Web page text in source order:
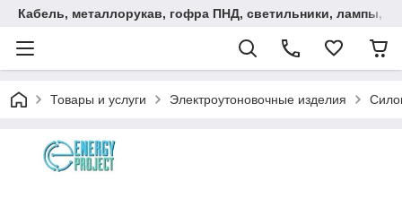
Кабель, металлорукав, гофра ПНД, cветильники, лампы, и
Товары и услуги Электроутоновочные изделия